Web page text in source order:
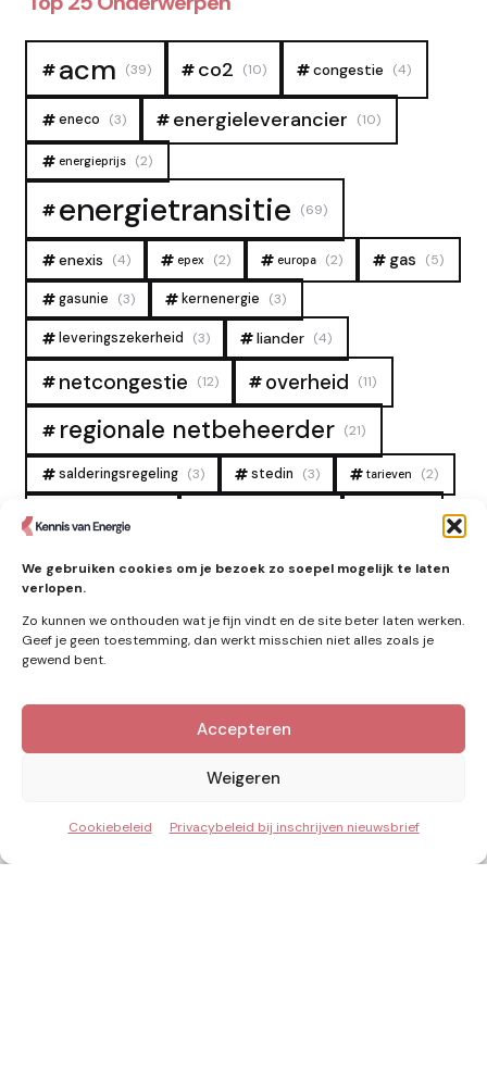
We gebruiken cookies om je bezoek zo soepel mogelijk te laten
verlopen.
Zo kunnen we onthouden wat je fijn vindt en de site beter laten werken.
Geef je geen toestemming, dan werkt misschien niet alles zoals je
gewend bent.
Accepteren
Weigeren
Cookiebeleid Privacybeleid bij inschrijven nieuwsbrief
acm (39) co2 (10) congestie (4)
eneco (3) energieleverancier (10)
energieprijs (2)
energietransitie (69)
enexis (4) epex (2) europa (2) gas (5)
gasunie (3) kernenergie (3)
leveringszekerheid (3) liander (4)
netcongestie (12) overheid (11)
regionale netbeheerder (21)
salderingsregeling (3) stedin (3) tarieven (2)
tennet
zonne-energie (9)
Kennis van Energie in je mailbox?
Abonner op nieuwe artikelen.